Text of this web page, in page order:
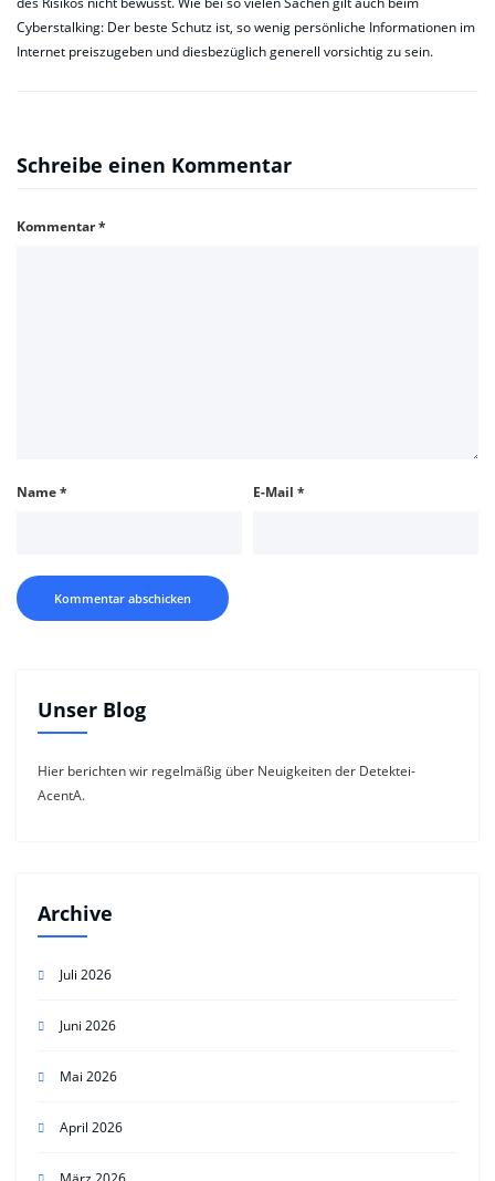
Cyberstalking: Der beste Schutz ist, so wenig persönliche Informationen im
Internet preiszugeben und diesbezüglich generell vorsichtig zu sein.
Schreibe einen Kommentar
Kommentar*
Name* E-Mail *
Unser Blog
Hier berichten wir regelmäßig über Neuigkeiten der Detektei-
AcentA.
Archive
Juli 2026
Juni 2026
Mai 2026
April 2026